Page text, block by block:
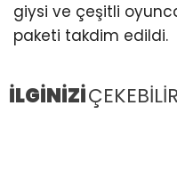
giysi ve çeşitli
paketi takdim edildi.
İLGİNİZİÇEKEBİLİR